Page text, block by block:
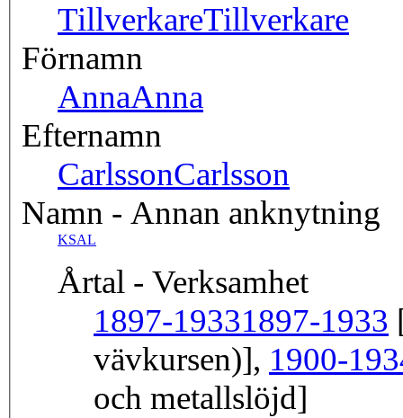
TillverkareTillverkare
Förnamn
AnnaAnna
Efternamn
CarlssonCarlsson
Namn - Annan anknytning
KSAL
Årtal - Verksamhet
1897-19331897-1933
vävkursen)], 1900-
och metallslöjd]